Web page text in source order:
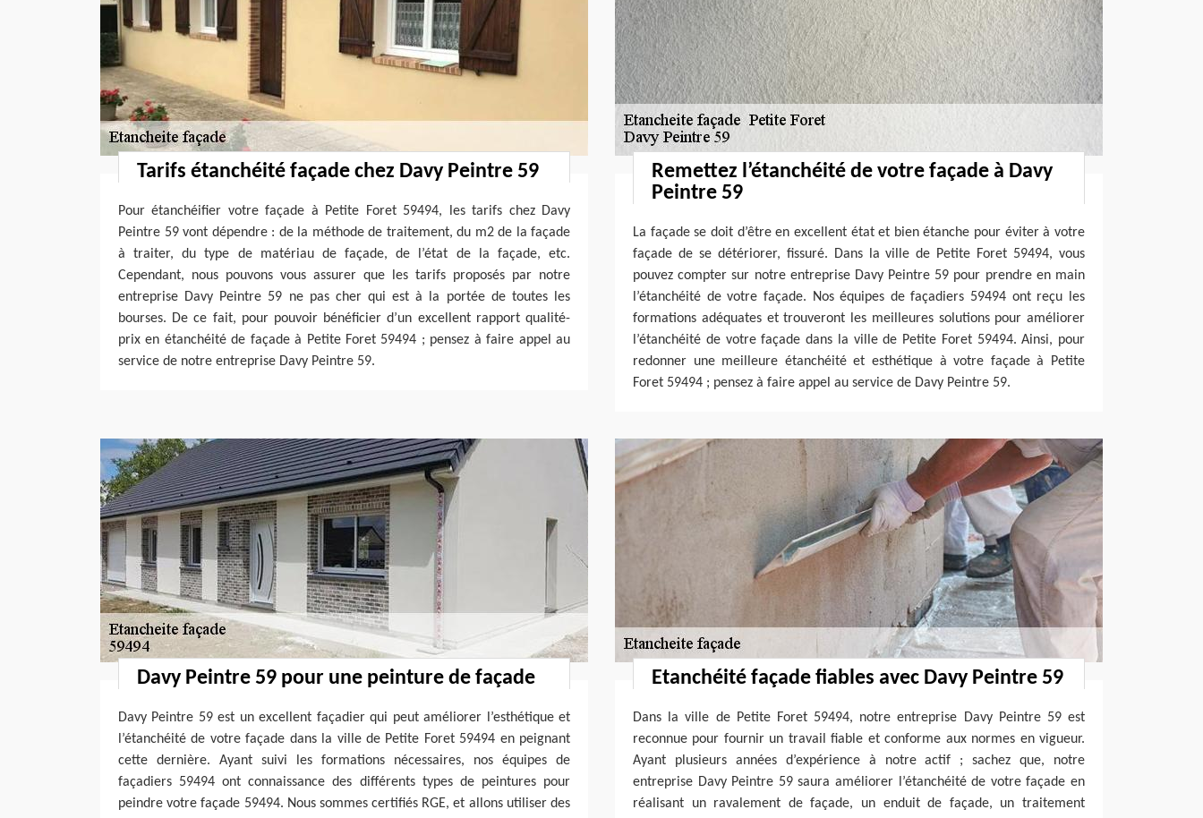
Tarifs étanchéité façade chez Davy Peintre 59
Pour étanchéifier votre façade à Petite Foret 59494, les tarifs chez Davy
Peintre 59 vont dépendre : de la méthode de traitement, du m2 de la façade
à traiter, du type de matériau de façade, de l’état de la façade, etc.
Cependant, nous pouvons vous assurer que les tarifs proposés par notre
entreprise Davy Peintre 59 ne pas cher qui est à la portée de toutes les
bourses. De ce fait, pour pouvoir bénéficier d’un excellent rapport qualité-
prix en étanchéité de façade à Petite Foret 59494 ; pensez à faire appel au
service de notre entreprise Davy Peintre 59.
Remettez l’étanchéité de votre façade à Davy
Peintre 59
La façade se doit d’être en excellent état et bien étanche pour éviter à votre
façade de se détériorer, fissuré. Dans la ville de Petite Foret 59494, vous
pouvez compter sur notre entreprise Davy Peintre 59 pour prendre en main
l’étanchéité de votre façade. Nos équipes de façadiers 59494 ont reçu les
formations adéquates et trouveront les meilleures solutions pour améliorer
l’étanchéité de votre façade dans la ville de Petite Foret 59494. Ainsi, pour
redonner une meilleure étanchéité et esthétique à votre façade à Petite
Foret 59494 ; pensez à faire appel au service de Davy Peintre 59.
Davy Peintre 59 pour une peinture de façade
Davy Peintre 59 est un excellent façadier qui peut améliorer l’esthétique et
l’étanchéité de votre façade dans la ville de Petite Foret 59494 en peignant
cette dernière. Ayant suivi les formations nécessaires, nos équipes de
façadiers 59494 ont connaissance des différents types de peintures pour
peindre votre façade 59494. Nous sommes certifiés RGE, et allons utiliser des
Etanchéité façade fiables avec Davy Peintre 59
Dans la ville de Petite Foret 59494, notre entreprise Davy Peintre 59 est
reconnue pour fournir un travail fiable et conforme aux normes en vigueur.
Ayant plusieurs années d’expérience à notre actif ; sachez que, notre
entreprise Davy Peintre 59 saura améliorer l’étanchéité de votre façade en
réalisant un ravalement de façade, un enduit de façade, un traitement